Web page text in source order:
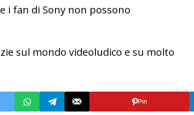
i fan di Sony non possono
sul mondo videoludico e su molto
Pin